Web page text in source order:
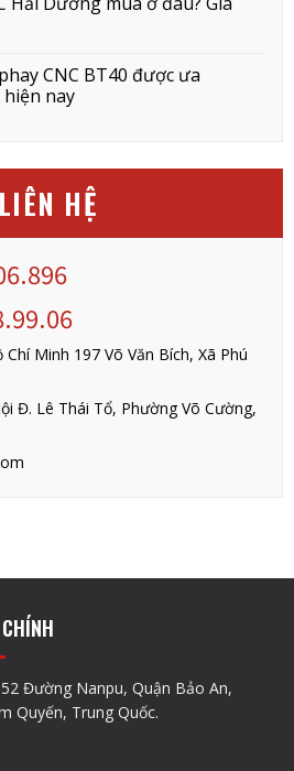
CNC BT40 được ưa
nay
LIÊN HỆ
Minh 197 Võ Văn Bích, Xã Phú
Đ. Lê Thái Tổ, Phường Võ Cường,
Đường Nanpu, Quận Bảo An,
Quyến, Trung Quốc.